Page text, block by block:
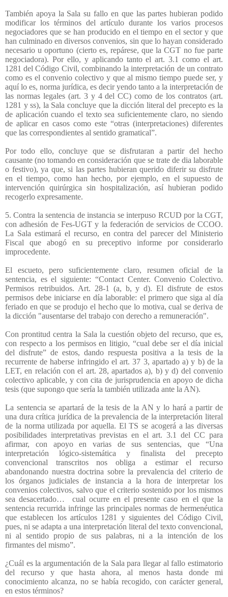
También apoya la Sala su fallo en que las partes hubieran podido
modificar los términos del artículo durante los varios procesos
negociadores que se han producido en el tiempo en el sector y que
han culminado en diversos convenios, sin que lo hayan considerado
necesario u oportuno (cierto es, repárese, que la CGT no fue parte
negociadora). Por ello, y aplicando tanto el art. 3.1 como el art.
1281 del Código Civil, combinando la interpretación de un contrato
como es el convenio colectivo y que al mismo tiempo puede ser, y
aquí lo es, norma jurídica, es decir yendo tanto a la interpretación de
las normas legales (art. 3 y 4 del CC) como de los contratos (art.
1281 y ss), la Sala concluye que la dicción literal del precepto es la
de aplicación cuando el texto sea suficientemente claro, no siendo
de aplicar en casos como este “otras (interpretaciones) diferentes
que las correspondientes al sentido gramatical”.
Por todo ello, concluye que se disfrutaran a partir del hecho
causante (no tomando en consideración que se trate de dia laborable
o festivo), ya que, si las partes hubieran querido diferir su disfrute
en el tiempo, como han hecho, por ejemplo, en el supuesto de
intervención quirúrgica sin hospitalización, así hubieran podido
recogerlo expresamente.
5. Contra la sentencia de instancia se interpuso RCUD por la CGT,
con adhesión de Fes-UGT y la federación de servicios de CCOO.
La Sala estimará el recurso, en contra del parecer del Ministerio
Fiscal que abogó en su preceptivo informe por considerarlo
improcedente.
El escueto, pero suficientemente claro, resumen oficial de la
sentencia, es el siguiente: “Contact Center. Convenio Colectivo.
Permisos retribuidos. Art. 28-1 (a, b, y d). El disfrute de estos
permisos debe iniciarse en día laborable: el primero que siga al día
feriado en que se produjo el hecho que lo motiva, cual se deriva de
la dicción "ausentarse del trabajo con derecho a remuneración".
Con prontitud centra la Sala la cuestión objeto del recurso, que es,
con respecto a los permisos en litigio, “cual debe ser el día inicial
del disfrute” de estos, dando respuesta positiva a la tesis de la
recurrente de haberse infringido el art. 37 3, apartado a) y b) de la
LET, en relación con el art. 28, apartados a), b) y d) del convenio
colectivo aplicable, y con cita de jurisprudencia en apoyo de dicha
tesis (que supongo que sería la también utilizada ante la AN).
La sentencia se apartará de la tesis de la AN y lo hará a partir de
una dura crítica jurídica de la prevalencia de la interpretación literal
de la norma utilizada por aquella. El TS se acogerá a las diversas
posibilidades interpretativas previstas en el art. 3.1 del CC para
afirmar, con apoyo en varias de sus sentencias, que “Una
interpretación lógico-sistemática y finalista del precepto
convencional transcritos nos obliga a estimar el recurso
abandonando nuestra doctrina sobre la prevalencia del criterio de
los órganos judiciales de instancia a la hora de interpretar los
convenios colectivos, salvo que el criterio sostenido por los mismos
sea desacertado…
cual ocurre en el presente caso en el que la
sentencia recurrida infringe las principales normas de hermenéutica
que establecen los artículos 1281 y siguientes del Código Civil,
pues, ni se adapta a una interpretación literal del texto convencional,
ni al sentido propio de sus palabras, ni a la intención de los
firmantes del mismo”.
¿Cuál es la argumentación de la Sala para llegar al fallo estimatorio
del recurso y que hasta ahora, al menos hasta donde mi
conocimiento alcanza, no se había recogido, con carácter general,
en estos términos?